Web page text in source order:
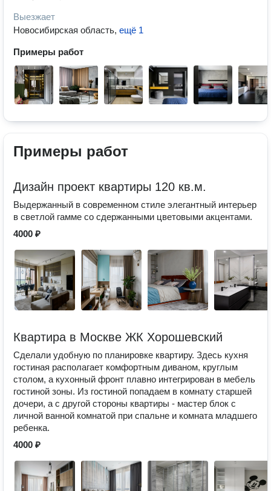
Выезжает
Новосибирская область, ещё 1
Примеры работ
Примеры работ
Дизайн проект квартиры 120 кв.м.
Выдержанный в современном стиле элегантный интерьер
в светлой гамме со сдержанными цветовыми акцентами.
4000 ₽
Квартира в Москве ЖК Хорошевский
Сделали удобную по планировке квартиру. Здесь кухня
гостиная располагает комфортным диваном, круглым
столом, а кухонный фронт плавно интегрирован в мебель
гостиной зоны. Из гостиной попадаем в комнату старшей
дочери, а с другой стороны квартиры - мастер блок с
личной ванной комнатой при спальне и комната младшего
ребенка.
4000 ₽